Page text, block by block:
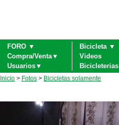
FORO ▼ Bicicleta ▼
Compra/Venta▼
Videos
Usuarios▼
Bicicleterias
Inicio > Fotos > Bicicletas solamente